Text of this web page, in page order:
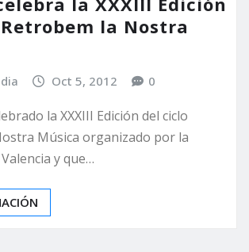
la Nostra
Oct 5, 2012 0
la XXXIII Edición del ciclo
Música organizado por la
y que…